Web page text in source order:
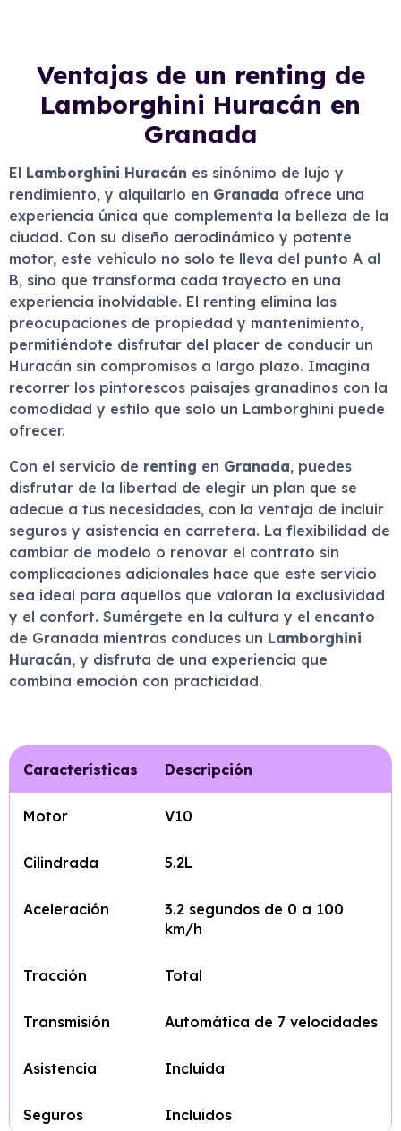
Ventajas de un renting de
Lamborghini Huracán en
Granada
El Lamborghini Huracán es sinónimo de lujo y
rendimiento, y alquilarlo en Granada ofrece una
experiencia única que complementa la belleza de la
ciudad. Con su diseño aerodinámico y potente
motor, este vehículo no solo te lleva del punto A al
B, sino que transforma cada trayecto en una
experiencia inolvidable. El renting elimina las
preocupaciones de propiedad y mantenimiento,
permitiéndote disfrutar del placer de conducir un
Huracán sin compromisos a largo plazo. Imagina
recorrer los pintorescos paisajes granadinos con la
comodidad y estilo que solo un Lamborghini puede
ofrecer.
Con el servicio de renting en Granada, puedes
disfrutar de la libertad de elegir un plan que se
adecue a tus necesidades, con la ventaja de incluir
seguros y asistencia en carretera. La flexibilidad de
cambiar de modelo o renovar el contrato sin
complicaciones adicionales hace que este servicio
sea ideal para aquellos que valoran la exclusividad
y el confort. Sumérgete en la cultura y el encanto
de Granada mientras conduces un Lamborghini
Huracán, y disfruta de una experiencia que
combina emoción con practicidad.
Características Descripción
Motor V10
Cilindrada 5.2L
Aceleración
3.2 segundos de 0 a 100
km/h
Tracción Total
Transmisión Automática de 7 velocidades
Asistencia Incluida
Seguros Incluidos